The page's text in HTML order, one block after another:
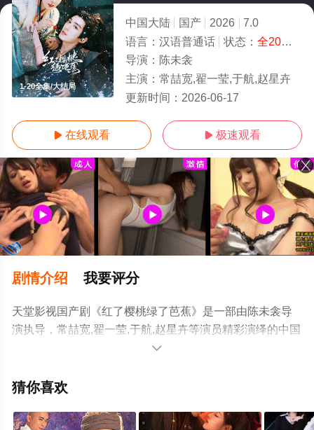
1-20全集/大结局
中国大陆 国产 2026
7.0
语言： 汉语普通话 状态： 全20集
导演： 陈未衾
主演： 常喆宽,翟一莹,于航,赵星卉
更新时间： 2026-06-17
 在线观看  极速观看
剧情介绍 我要评分
天堂影视国产剧《红了樱桃绿了芭蕉》是一部由陈未衾导
演执导，常喆宽,翟一莹,于航,赵星卉等演员精彩演绎的中国
大陆电视剧，大结局剧情已揭晓（1-20全集），手机免费
相关信息可移步至豆瓣电视剧、电视猫或剧情网等平台了

猜你喜欢